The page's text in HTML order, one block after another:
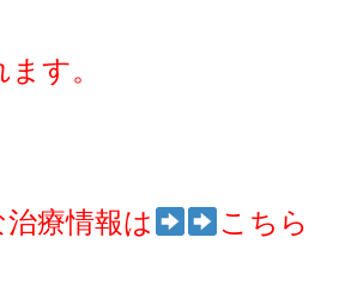
す。
療情報は こちら